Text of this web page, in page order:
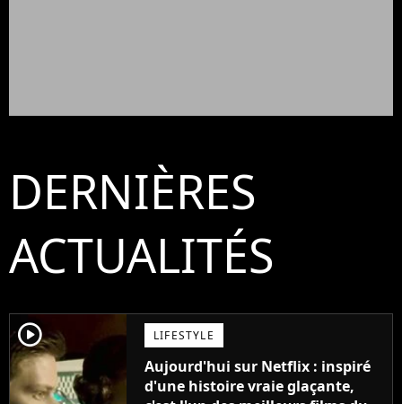
DERNIÈRES
ACTUALITÉS
player2 LIFESTYLE
Aujourd'hui sur Netflix : inspiré
d'une histoire vraie glaçante,